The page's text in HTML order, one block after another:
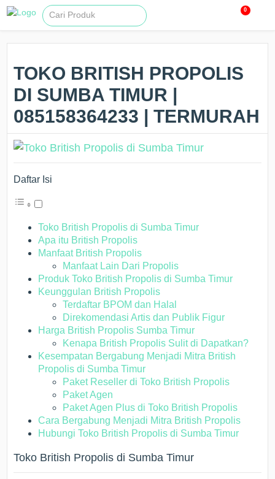
0
TOKO BRITISH PROPOLIS
DI SUMBA TIMUR |
085158364233 | TERMURAH
Daftar Isi
Toko British Propolis di Sumba Timur
Apa itu British Propolis
Manfaat British Propolis
Manfaat Lain Dari Propolis
Produk Toko British Propolis di Sumba Timur
Keunggulan British Propolis
Terdaftar BPOM dan Halal
Direkomendasi Artis dan Publik Figur
Harga British Propolis Sumba Timur
Kenapa British Propolis Sulit di Dapatkan?
Kesempatan Bergabung Menjadi Mitra British
Propolis di Sumba Timur
Paket Reseller di Toko British Propolis
Paket Agen
Paket Agen Plus di Toko British Propolis
Cara Bergabung Menjadi Mitra British Propolis
Hubungi Toko British Propolis di Sumba Timur
Toko British Propolis di Sumba Timur